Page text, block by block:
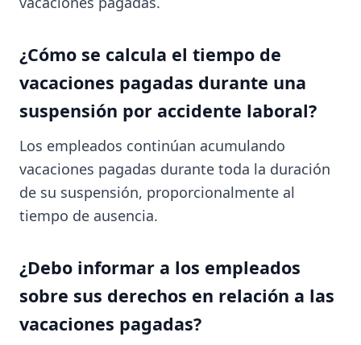
¿Cómo se calcula el tiempo de
vacaciones pagadas durante una
suspensión por accidente laboral?
Los empleados continúan acumulando
vacaciones pagadas durante toda la duración
de su suspensión, proporcionalmente al
tiempo de ausencia.
¿Debo informar a los empleados
sobre sus derechos en relación a las
vacaciones pagadas?